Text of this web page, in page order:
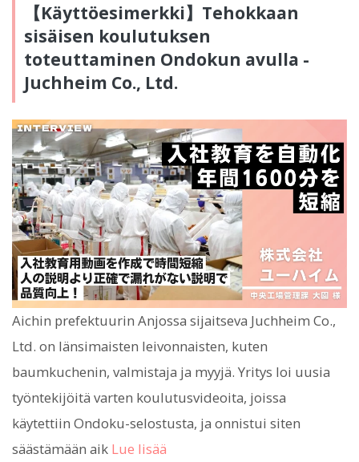
【Käyttöesimerkki】Tehokkaan
sisäisen koulutuksen
toteuttaminen Ondokun avulla -
Juchheim Co., Ltd.
Aichin prefektuurin Anjossa sijaitseva Juchheim Co.,
Ltd. on länsimaisten leivonnaisten, kuten
baumkuchenin, valmistaja ja myyjä. Yritys loi uusia
työntekijöitä varten koulutusvideoita, joissa
käytettiin Ondoku-selostusta, ja onnistui siten
säästämään aik Lue lisää